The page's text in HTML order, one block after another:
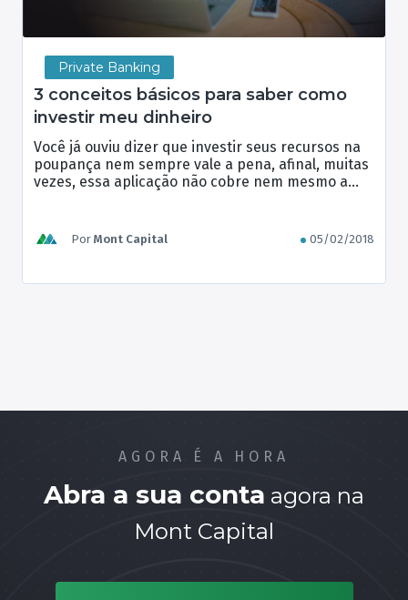
Private Banking
3 conceitos básicos para saber como
investir meu dinheiro
Você já ouviu dizer que investir seus recursos na
poupança nem sempre vale a pena, afinal, muitas
vezes, essa aplicação não cobre nem mesmo a
para dar alguma orientação, essa acaba sendo a
principal escolha — ainda que todos queiram
Por Mont Capital 05/02/2018
AGORA É A HORA
Abra a sua conta agora na
Mont Capital